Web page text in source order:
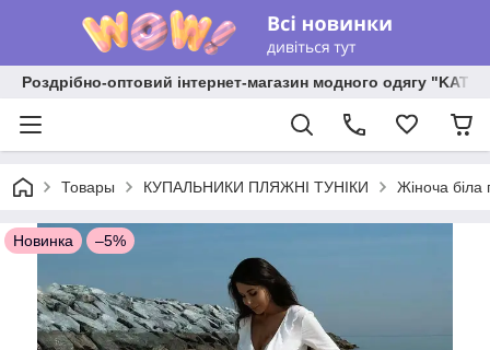
Роздрібно-оптовий інтернет-магазин модного одягу
Товары КУПАЛЬНИКИ ПЛЯЖНІ ТУНІКИ Жіноча біла
Новинка –5%